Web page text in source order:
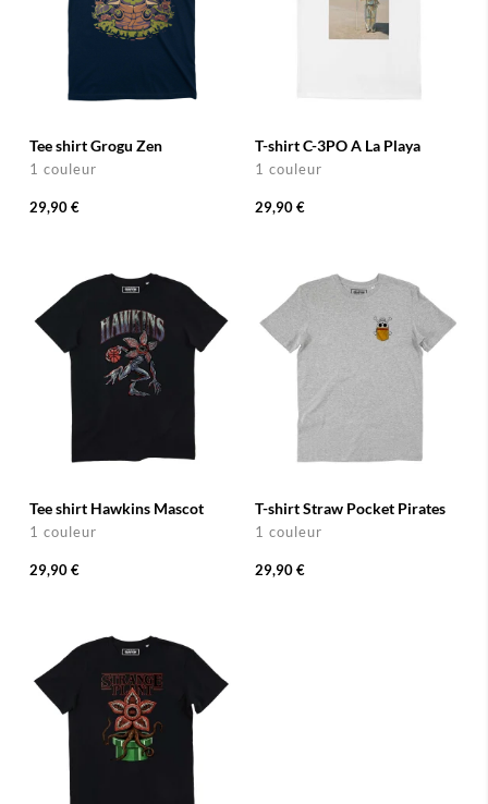
Tee shirt Grogu Zen
1 couleur
29,90 €
T-shirt C-3PO A La Playa
1 couleur
29,90 €
Tee shirt Hawkins Mascot
1 couleur
29,90 €
T-shirt Straw Pocket Pirates
1 couleur
29,90 €